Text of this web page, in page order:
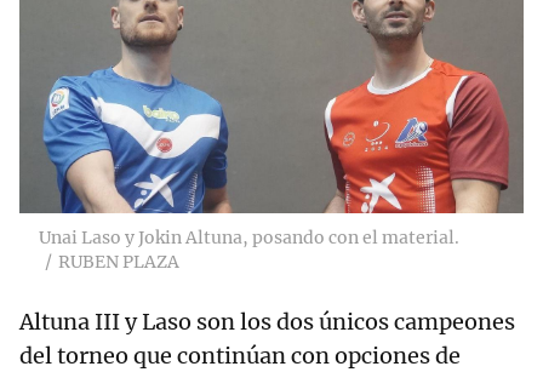
Unai Laso y Jokin Altuna, posando con el material.
RUBEN PLAZA
Altuna III y Laso son los dos únicos campeones
del torneo que continúan con opciones de